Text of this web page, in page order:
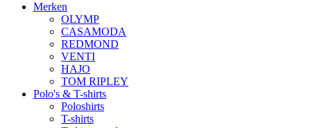
Merken
OLYMP
CASAMODA
REDMOND
VENTI
HAJO
TOM RIPLEY
Polo's & T-shirts
Poloshirts
T-shirts